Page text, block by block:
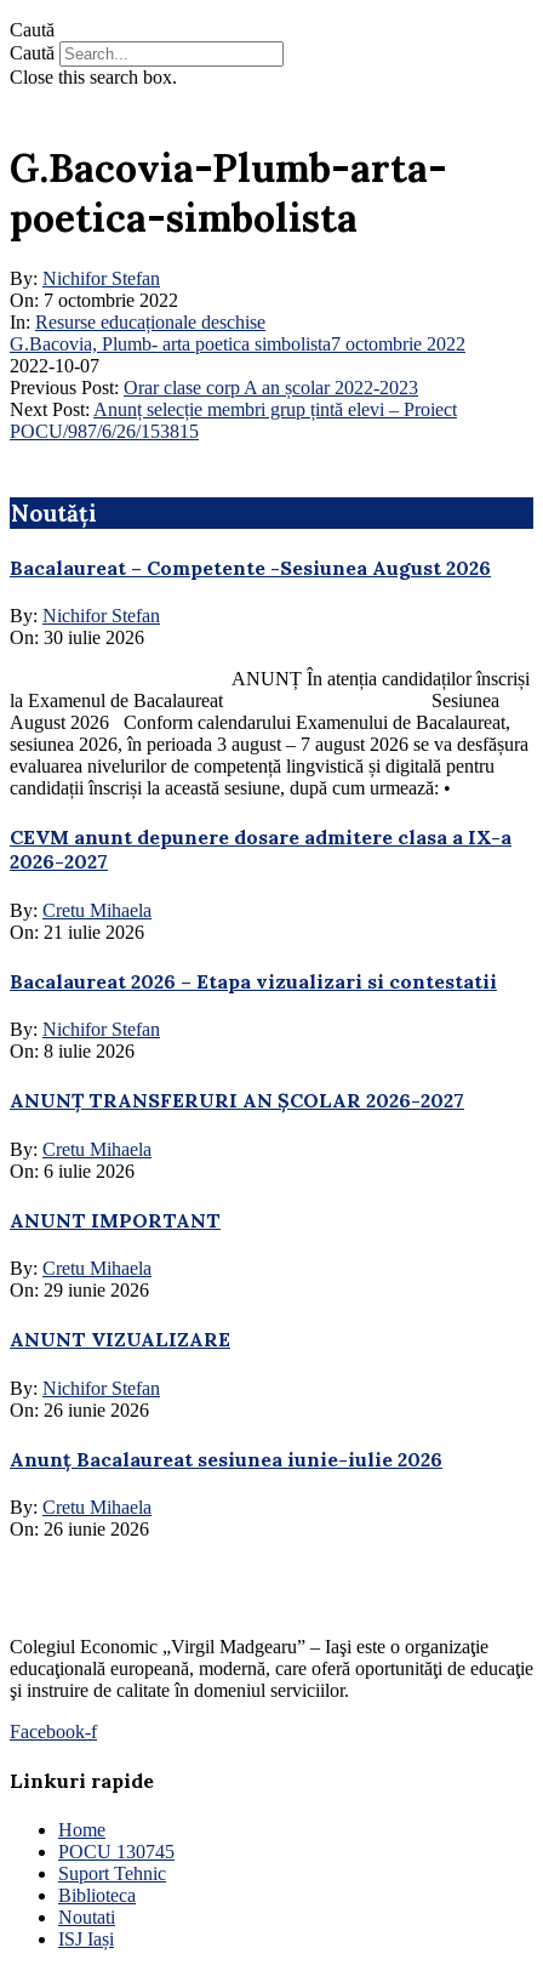
Caută
Caută
Close this search box.
G.Bacovia-Plumb-arta-
poetica-simbolista
By: Nichifor Stefan
On: 7 octombrie 2022
In: Resurse educaționale deschise
G.Bacovia, Plumb- arta poetica simbolista7 octombrie 2022
2022-10-07
Previous Post: Orar clase corp A an școlar 2022-2023
Next Post: Anunț selecție membri grup țintă elevi – Proiect
POCU/987/6/26/153815
Noutăți
Bacalaureat – Competente -Sesiunea August 2026
By: Nichifor Stefan
On: 30 iulie 2026
ANUNȚ În atenția candidaților înscriși
la Examenul de Bacalaureat Sesiunea
August 2026 Conform calendarului Examenului de Bacalaureat,
sesiunea 2026, în perioada 3 august – 7 august 2026 se va desfășura
evaluarea nivelurilor de competență lingvistică și digitală pentru
candidații înscriși la această sesiune, după cum urmează: •
CEVM anunt depunere dosare admitere clasa a IX-a
2026-2027
By: Cretu Mihaela
On: 21 iulie 2026
Bacalaureat 2026 – Etapa vizualizari si contestatii
By: Nichifor Stefan
On: 8 iulie 2026
ANUNȚ TRANSFERURI AN ȘCOLAR 2026-2027
By: Cretu Mihaela
On: 6 iulie 2026
ANUNT IMPORTANT
By: Cretu Mihaela
On: 29 iunie 2026
ANUNT VIZUALIZARE
By: Nichifor Stefan
On: 26 iunie 2026
Anunț Bacalaureat sesiunea iunie-iulie 2026
By: Cretu Mihaela
On: 26 iunie 2026
Colegiul Economic „Virgil Madgearu” – Iaşi este o organizaţie
educaţională europeană, modernă, care oferă oportunităţi de educaţie
şi instruire de calitate în domeniul serviciilor.
Facebook-f
Linkuri rapide
Home
POCU 130745
Suport Tehnic
Biblioteca
Noutati
ISJ Iași